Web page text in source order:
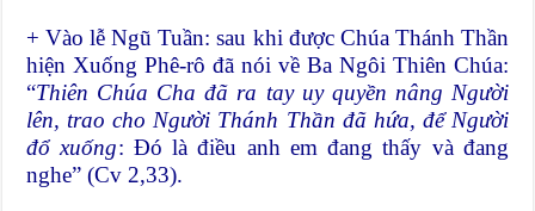
+ Vào lễ Ngũ Tuần: sau khi được Chúa Thánh Thần
hiện Xuống Phê-rô đã nói về Ba Ngôi Thiên Chúa:
“Thiên Chúa Cha đã ra tay uy quyền nâng Người
lên, trao cho Người Thánh Thần đã hứa, để Người
đổ xuống: Đó là điều anh em đang thấy và đang
nghe” (Cv 2,33).